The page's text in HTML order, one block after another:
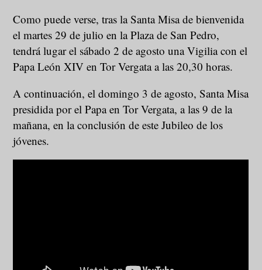
Como puede verse, tras la Santa Misa de bienvenida
el martes 29 de julio en la Plaza de San Pedro,
tendrá lugar el sábado 2 de agosto una Vigilia con el
Papa León XIV en Tor Vergata a las 20,30 horas.
A continuación, el domingo 3 de agosto, Santa Misa
presidida por el Papa en Tor Vergata, a las 9 de la
mañana, en la conclusión de este Jubileo de los
jóvenes.